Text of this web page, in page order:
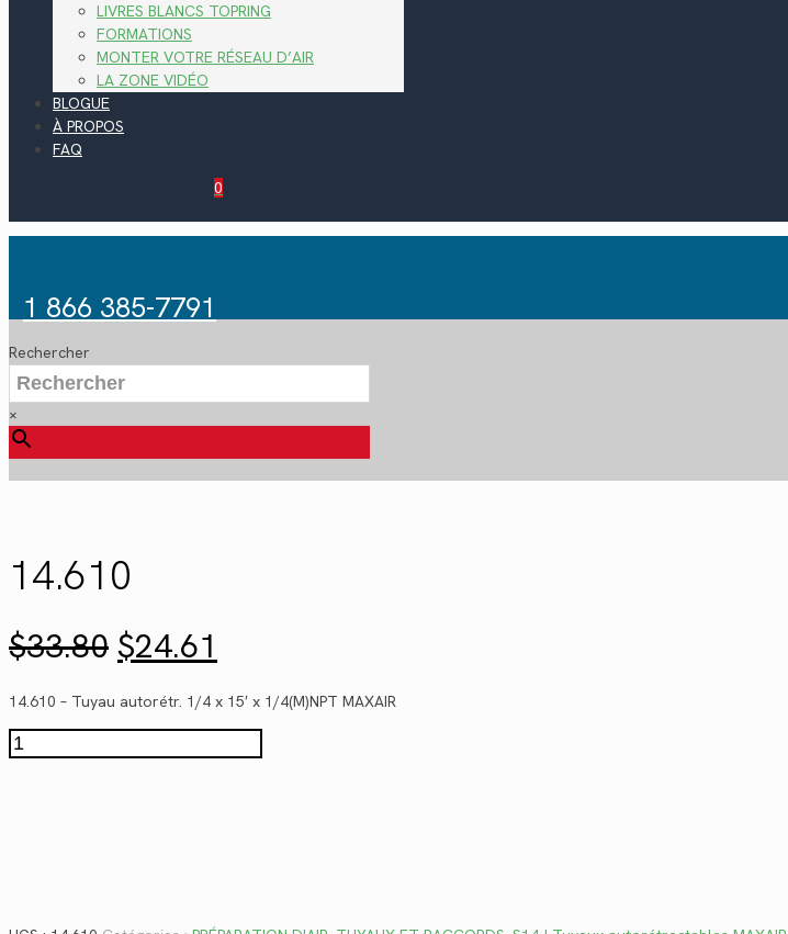
LIVRES BLANCS TOPRING
FORMATIONS
MONTER VOTRE RÉSEAU D’AIR
LA ZONE VIDÉO
BLOGUE
À PROPOS
FAQ
0
1 866 385-7791
Rechercher
×
14.610
$33.80 Le
prix
initial
était :
$33.80.
$24.61
prix
actuel
est :
$24.61.
14.610 – Tuyau autorétr. 1/4 x 15′ x 1/4(M)NPT MAXAIR
quantité
de